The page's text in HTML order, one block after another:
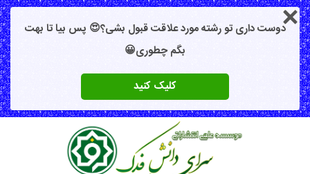
دوست داری تو رشته مورد علاقت قبول بشی؟😍 پس بیا تا بهت
بگم چطوری😀
کلیک کنید